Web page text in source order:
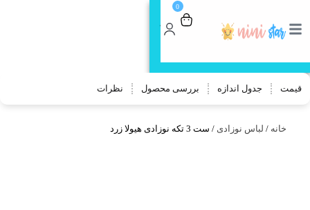
80 هزار
تومن تخفیف
0
قیمت جدول اندازه بررسی محصول نظرات
خانه / لباس نوزادی / ست 3 تکه نوزادی هیولا زرد